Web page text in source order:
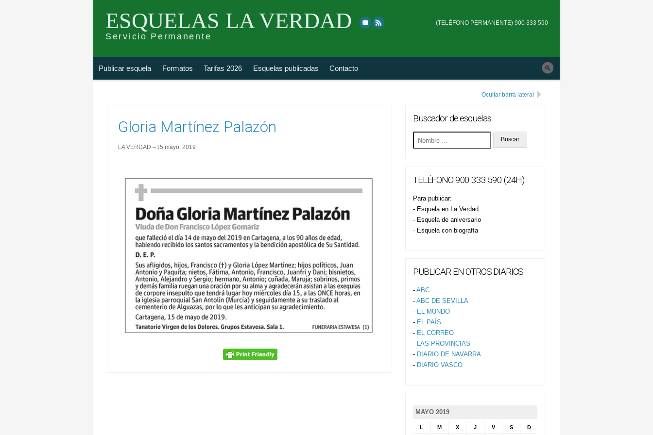
ESQUELAS LA VERDAD
Servicio Permanente
to
top
main
(TELÉFONO PERMANENTE) 900 333 590
Publicar esquela Formatos Tarifas 2026 Esquelas publicadas Contacto
esquela
Gloria Martínez Palazón
LA VERDAD 15 mayo, 2019
Ocultar barra lateral
Buscador de esquelas
Buscar
esquela
TELÉFONO 900 333 590 (24H)
Para publicar:
- Esquela en La Verdad
- Esquela de aniversario
- Esquela con biografía
PUBLICAR EN OTROS DIARIOS
- ABC
- ABC DE SEVILLA
- EL MUNDO
- EL PAÍS
- EL CORREO
- LAS PROVINCIAS
- DIARIO DE NAVARRA
- DIARIO VASCO
MAYO 2019
L M X J V S D